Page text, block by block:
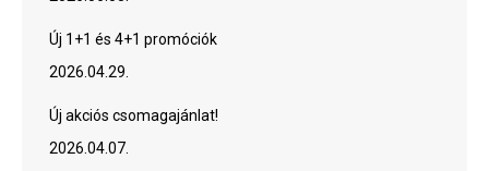
Új 1+1 és 4+1 promóciók
2026.04.29.
Új akciós csomagajánlat!
2026.04.07.